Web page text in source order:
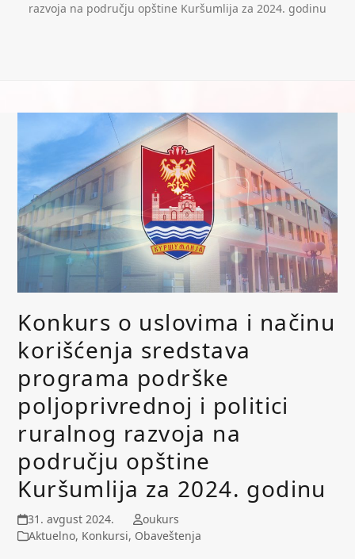
razvoja na području opštine Kuršumlija za 2024. godinu
Konkurs o uslovima i načinu
korišćenja sredstava
programa podrške
poljoprivrednoj i politici
ruralnog razvoja na
području opštine
Kuršumlija za 2024. godinu
31. avgust 2024.
oukurs
Aktuelno, Konkursi, Obaveštenja